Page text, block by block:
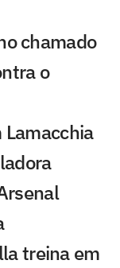
chamado
o
Lamacchia
treina em